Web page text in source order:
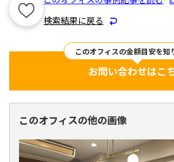
検索結果に戻る
このオフィスの金額目安を知
お問い合わせはこ
このオフィスの他の画像